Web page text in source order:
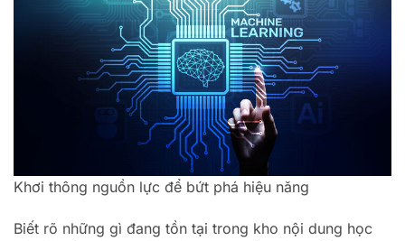
Khơi thông nguồn lực để bứt phá hiệu năng
Biết rõ những gì đang tồn tại trong kho nội dung học